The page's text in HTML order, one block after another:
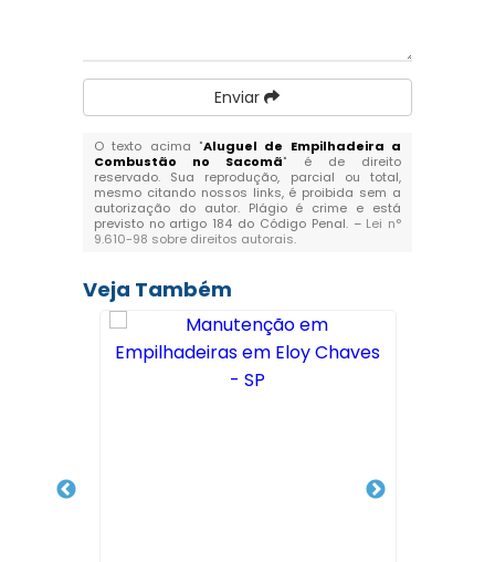
Enviar
O texto acima "Aluguel de Empilhadeira a
Combustão no Sacomã" é de direito
reservado. Sua reprodução, parcial ou total,
mesmo citando nossos links, é proibida sem a
autorização do autor. Plágio é crime e está
previsto no artigo 184 do Código Penal. – Lei n°
9.610-98 sobre direitos autorais.
Veja Também